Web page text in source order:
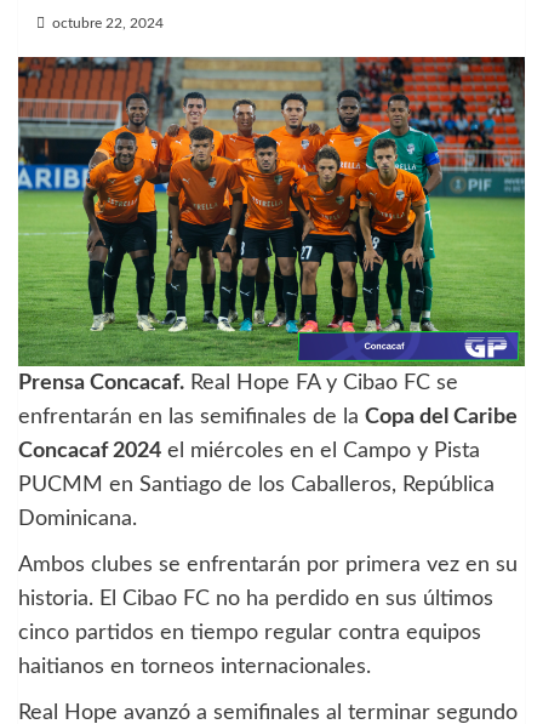
octubre 22, 2024
Prensa Concacaf. Real Hope FA y Cibao FC se
enfrentarán en las semifinales de la Copa del Caribe
Concacaf 2024 el miércoles en el Campo y Pista
PUCMM en Santiago de los Caballeros, República
Dominicana.
Ambos clubes se enfrentarán por primera vez en su
historia. El Cibao FC no ha perdido en sus últimos
cinco partidos en tiempo regular contra equipos
haitianos en torneos internacionales.
Real Hope avanzó a semifinales al terminar segundo